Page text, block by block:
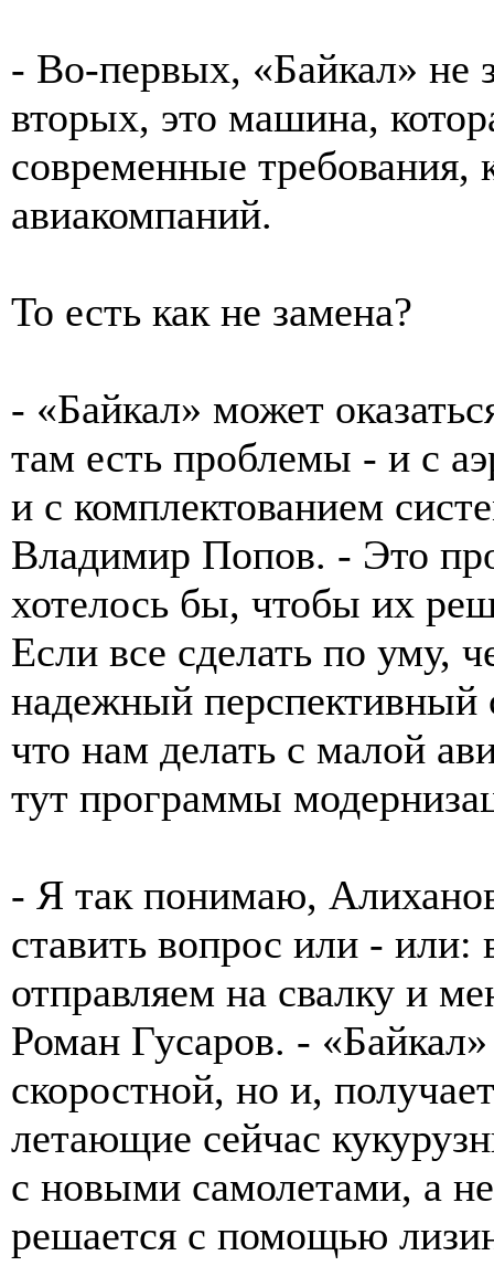
- Во-первых, «Байкал» не
вторых, это машина,
современные требования,
авиакомпаний.
То есть как не замена?
- «Байкал» может
там есть проблемы - и с
и с комплектованием
Владимир Попов. - Это
хотелось бы, чтобы их
Если все сделать по уму,
надежный перспективный
что нам делать с малой
тут программы
- Я так понимаю,
ставить вопрос или - или:
отправляем на свалку и
Роман Гусаров. -
скоростной, но и,
летающие сейчас
с новыми самолетами, а
решается с помощью